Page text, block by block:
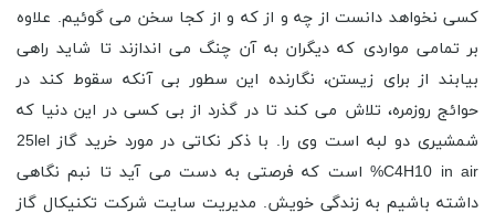
کسی نخواهد دانست از چه و از که و از کجا سخن می گوئیم. علاوه
بر تمامی مواردی که دیگران به آن چنگ می اندازند تا شاید راهی
بیابند از برای زیستن، نگارنده این سطور بی آنکه سقوط کند در
حوائج روزمره، تلاش می کند تا در گذرد از بی کسی در این دنیا که
شمشیری دو لبه است وی را. با ذکر نکاتی در مورد خرید گاز 25lel
C4H10 in air% است که فرصتی به دست می آید تا نبم نگاهی
داشته باشیم به زندگی خویش. مدیریت سایت شرکت تکنیکال گاز